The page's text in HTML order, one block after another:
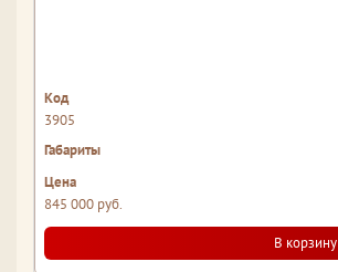
3905
845 000 руб.
В корзину